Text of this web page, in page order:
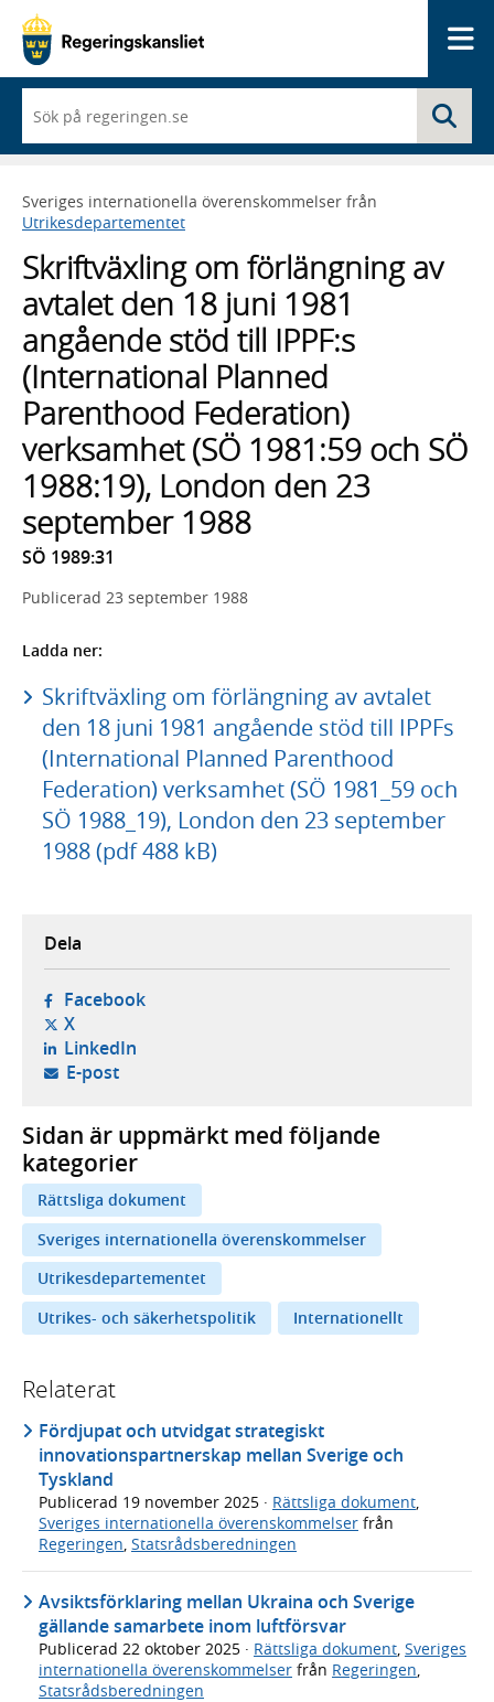
du
börjar
skriva
framträder
en
med
sökförslag
Sveriges internationella överenskommelser från
Utrikesdepartementet
Skriftväxling om förlängning av
avtalet den 18 juni 1981
angående stöd till IPPF:s
(International Planned
Parenthood Federation)
verksamhet (SÖ 1981:59 och SÖ
1988:19), London den 23
september 1988
SÖ 1989:31
Publicerad 23 september 1988
Ladda ner:
Skriftväxling om förlängning av avtalet
den 18 juni 1981 angående stöd till IPPFs
(International Planned Parenthood
Federation) verksamhet (SÖ 1981_59 och
SÖ 1988_19), London den 23 september
1988 (pdf 488 kB)
Dela
Facebook- öppnas i ny flik, extern webbplats,
X- öppnas i ny flik, extern webbplats,
LinkedIn- öppnas i ny flik, extern webbplats,
E-post- öppnar din e-postklient,
Sidan är uppmärkt med följande
kategorier
Rättsliga dokument
Sveriges internationella överenskommelser
Utrikesdepartementet
Utrikes- och säkerhetspolitik
Internationellt
Relaterat
Fördjupat och utvidgat strategiskt
innovationspartnerskap mellan Sverige och
Tyskland
Publicerad 19 november 2025 · Rättsliga dokument,
Sveriges internationella överenskommelser från
Regeringen, Statsrådsberedningen
Avsiktsförklaring mellan Ukraina och Sverige
gällande samarbete inom luftförsvar
Publicerad 22 oktober 2025 · Rättsliga dokument Sveriges
internationella överenskommelser från Regeringen
Statsrådsberedningen